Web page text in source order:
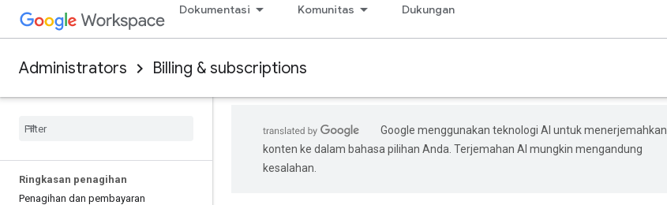
Dokumentasi Komunitas Dukungan
Administrators Billing & subscriptions
Ringkasan penagihan
Penagihan dan pembayaran
Google menggunakan teknologi AI untuk menerjemahkan
konten ke dalam bahasa pilihan Anda. Terjemahan AI mungkin mengandung
kesalahan.